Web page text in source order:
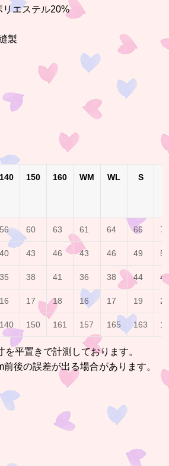
リエステル20%
製
140 150 160 WM WL S
56 60 63 61 64 66 70
40 43 46 43 46 49 52
35 38 41 36 38 44 47
16 17 18 16 17 19 20
140 150 161 157 165 163
平置きで計測しております。
後の誤差が出る場合があります。